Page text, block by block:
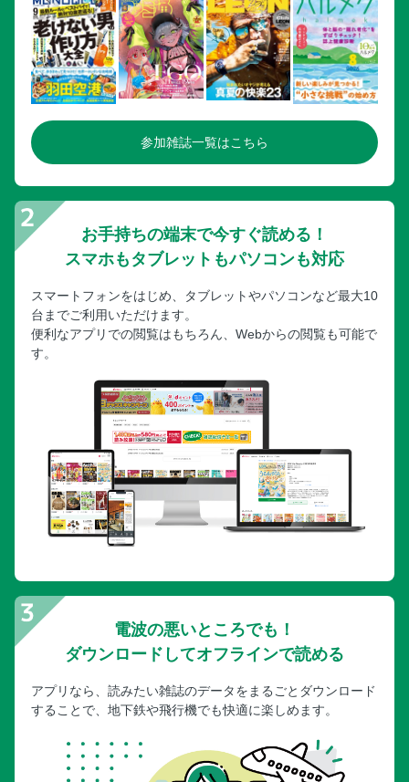
参加雑誌一覧はこちら
お手持ちの端末で今すぐ読める！
スマホもタブレットもパソコンも対応
スマートフォンをはじめ、タブレットやパソコンなど最大10
台までご利用いただけます。
便利なアプリでの閲覧はもちろん、Webからの閲覧も可能で
す。
電波の悪いところでも！
ダウンロードしてオフラインで読める
アプリなら、読みたい雑誌のデータをまるごとダウンロード
することで、地下鉄や飛行機でも快適に楽しめます。